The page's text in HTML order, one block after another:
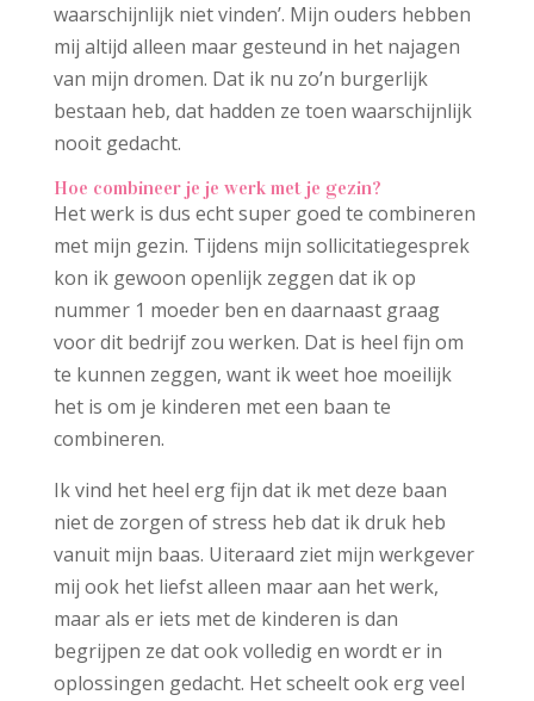
waarschijnlijk niet vinden’. Mijn ouders hebben
mij altijd alleen maar gesteund in het najagen
van mijn dromen. Dat ik nu zo’n burgerlijk
bestaan heb, dat hadden ze toen waarschijnlijk
nooit gedacht.
Hoe combineer je je werk met je gezin?
Het werk is dus echt super goed te combineren
met mijn gezin. Tijdens mijn sollicitatiegesprek
kon ik gewoon openlijk zeggen dat ik op
nummer 1 moeder ben en daarnaast graag
voor dit bedrijf zou werken. Dat is heel fijn om
te kunnen zeggen, want ik weet hoe moeilijk
het is om je kinderen met een baan te
combineren.
Ik vind het heel erg fijn dat ik met deze baan
niet de zorgen of stress heb dat ik druk heb
vanuit mijn baas. Uiteraard ziet mijn werkgever
mij ook het liefst alleen maar aan het werk,
maar als er iets met de kinderen is dan
begrijpen ze dat ook volledig en wordt er in
oplossingen gedacht. Het scheelt ook erg veel